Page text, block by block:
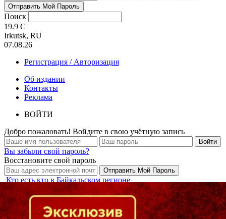
Поиск
19.9 C
Irkutsk, RU
07.08.26
Регистрация / Авторизация
Об издании
Контакты
Реклама
ВОЙТИ
Добро пожаловать! Войдите в свою учётную запись
Вы забыли свой пароль?
Восстановите свой пароль
Кто есть кто в Байкальском регионе